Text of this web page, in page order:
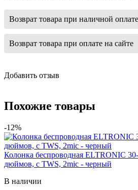
Возврат товара при наличной оплате
Возврат товара при оплате на сайте
Добавить отзыв
Похожие товары
-12%
Колонка беспроводная ELTRONIC
дюймов, с TWS, 2mic - черный
В наличии